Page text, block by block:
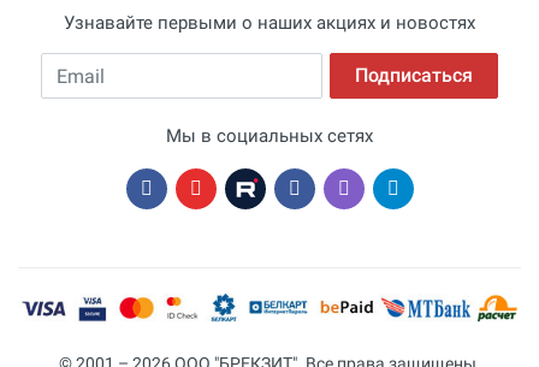
Узнавайте первыми о наших акциях и новостях
Email Подписаться
Мы в социальных сетях